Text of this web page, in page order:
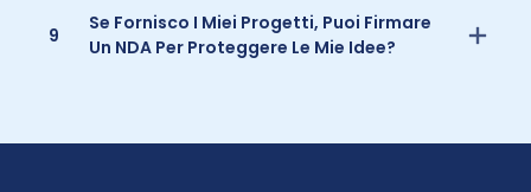
9
Se Fornisco I Miei Progetti, Puoi Firmare
Un NDA Per Proteggere Le Mie Idee?